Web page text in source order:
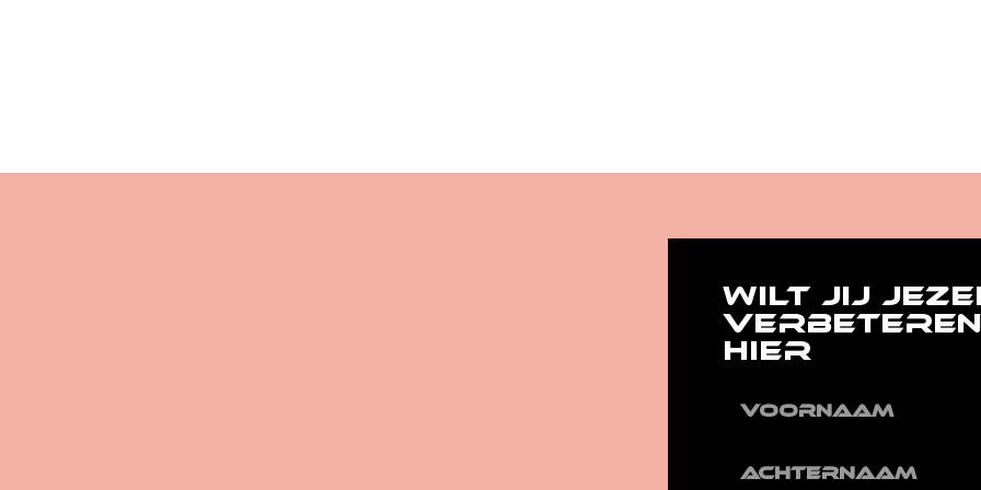
WILT JIJ
HIER